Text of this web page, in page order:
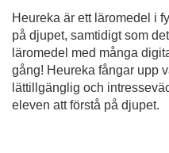
Heureka är ett läromedel i
på djupet, samtidigt som
läromedel med många
gång! Heureka fångar upp
lättillgänglig och
eleven att förstå på djupet.